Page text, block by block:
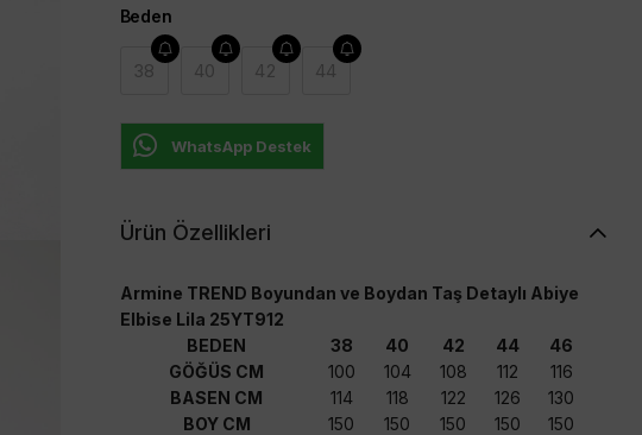
Beden
38 40 42 44
WhatsApp Destek
Ürün Özellikleri
Armine TREND Boyundan ve Boydan Taş Detaylı Abiye
Elbise Lila 25YT912
BEDEN
38 40 42 44
46
GÖĞÜS CM
100 104 108 112
116
BASEN CM
114 118 122 126
130
BOY CM
150 150 150 150 150